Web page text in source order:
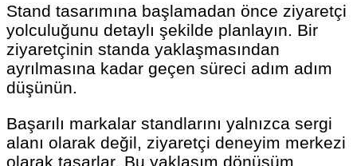
Stand tasarımına başlamadan önce ziyaretçi
yolculuğunu detaylı şekilde planlayın. Bir
ziyaretçinin standa yaklaşmasından
ayrılmasına kadar geçen süreci adım adım
düşünün.
Başarılı markalar standlarını yalnızca sergi
alanı olarak değil, ziyaretçi deneyim merkezi
olarak tasarlar. Bu yaklaşım dönüşüm